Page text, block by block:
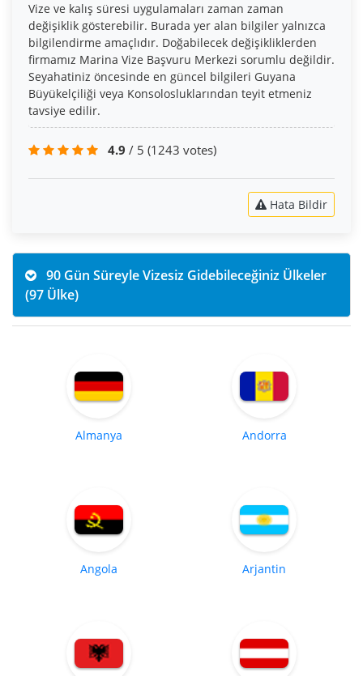
Vize ve kalış süresi uygulamaları zaman zaman
değişiklik gösterebilir. Burada yer alan bilgiler yalnızca
bilgilendirme amaçlıdır. Doğabilecek değişikliklerden
firmamız Marina Vize Başvuru Merkezi sorumlu değildir.
Seyahatiniz öncesinde en güncel bilgileri Guyana
Büyükelçiliği veya Konsolosluklarından teyit etmeniz
tavsiye edilir.
4.9 / 5 (1243 votes)
Hata Bildir
(97 Ülke)
Almanya Andorra
Angola Arjantin